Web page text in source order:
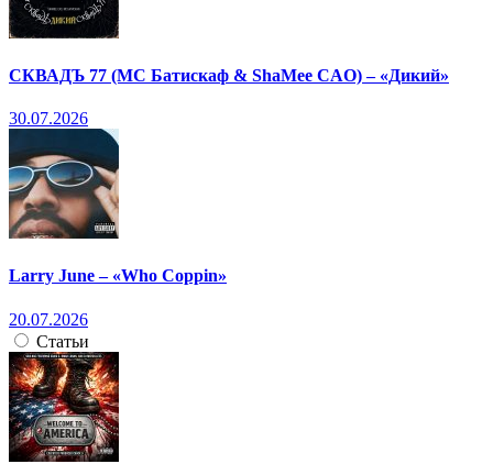
СКВАДЪ 77 (МС Батискаф & ShaMee CAO) – «Дикий»
30.07.2026
Larry June – «Who Coppin»
20.07.2026
Статьи